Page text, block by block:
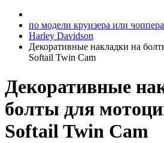
по модели круизера или чоппера
Harley Davidson
Декоративные накладки на
Softail Twin Cam
Декоративные
болты для
Softail Twin Cam